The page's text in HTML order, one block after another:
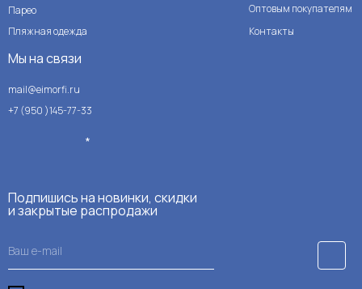
Подпишись на новинки, скидки
и закрытые распродажи
Контакты
Оптовым покупателям
Пляжная одежда
Парео
mail@eimorfi.ru
+7 (950 )145-77-33
Мы на связи
*